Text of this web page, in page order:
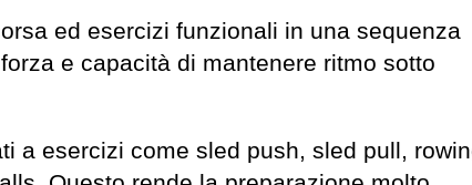
ed esercizi funzionali in una sequenza
e capacità di mantenere ritmo sotto
a esercizi come sled push, sled pull,